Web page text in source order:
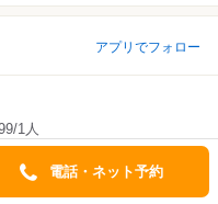
アプリでフォロー
1人
店が多い中、こちらが開い
でやっぱり海鮮料理で飲
電話・ネット予約